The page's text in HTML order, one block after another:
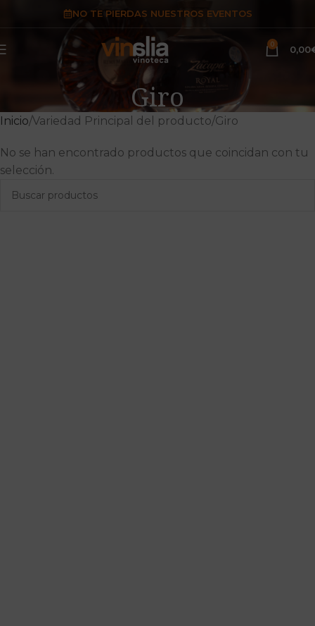
NO TE PIERDAS NUESTROS EVENTOS
0 0,00
Giro
Inicio Variedad Principal del producto Giro
No se han encontrado productos que coincidan con tu
selección.